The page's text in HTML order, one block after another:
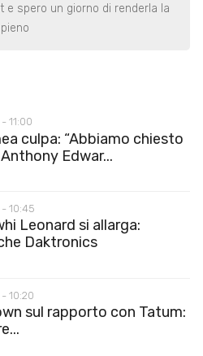
e spero un giorno di renderla la
11:00
culpa: “Abbiamo chiesto
Edwar...
10:45
Leonard si allarga:
Daktronics
10:20
sul rapporto con Tatum: